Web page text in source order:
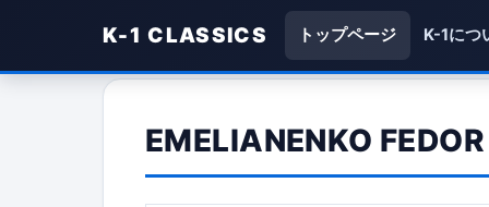
K-1 CLASSICS トップページ K-1につ
EMELIANENKO FEDOR